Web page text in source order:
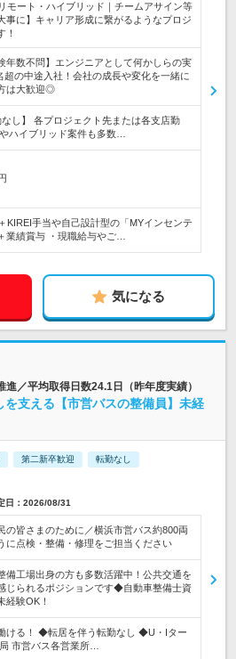
モート・ハイブリッド｜チームアサイン等
事に】キャリア形成に繋がるようなプロジ
！
年数不問】エンジニアとして何かしらの実
超の中途入社！会社の成長や変化を一緒に
は大歓迎◎
なし】 各プロジェクト先または各支店勤
ハイブリッド案件も多数…
KIREI手当や自己設計型の「MYインセンテ
業績賞与 ・現職給与やご…
気になる
／平均取得日数24.1日（昨年度実績）
支える【市営バスの整備員】未経
第二新卒歓迎 転勤なし
日：2026/08/31
の皆さまのために／横浜市営バス約800両
に点検・整備・修理をご担当ください
備工場出身の方も多数活躍中！公共交通を
じられるポジションです◆自動車整備士資
験OK！
ける！ ◆転居を伴う転勤なし ◆U・Iター
市営バス各営業所…